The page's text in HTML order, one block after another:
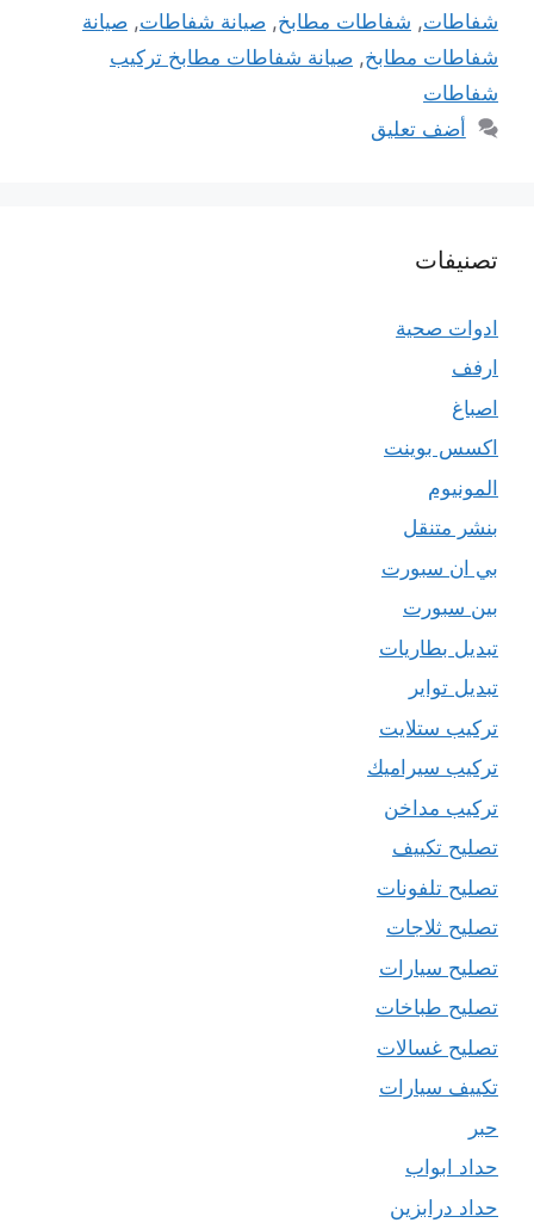
شفاطات, شفاطات مطابخ, صيانة شفاطات, صيانة
شفاطات مطابخ, صيانة شفاطات مطابخ تركيب
شفاطات
أضف تعليق
تصنيفات
ادوات صحية
ارفف
اصباغ
اكسس بوينت
المونيوم
بنشر متنقل
بي ان سبورت
بين سبورت
تبديل بطاريات
تبديل تواير
تركيب ستلايت
تركيب سيراميك
تركيب مداخن
تصليح تكييف
تصليح تلفونات
تصليح ثلاجات
تصليح سيارات
تصليح طباخات
تصليح غسالات
تكييف سيارات
حبر
حداد ابواب
حداد درابزين